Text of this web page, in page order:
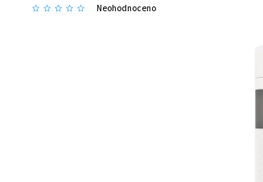
Neohodnoceno